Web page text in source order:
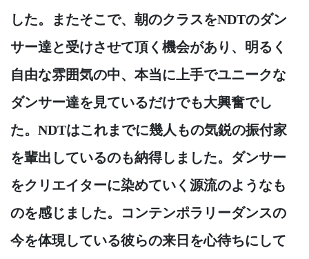
した。またそこで、朝のクラスをNDTのダン
サー達と受けさせて頂く機会があり、明るく
自由な雰囲気の中、本当に上手でユニークな
ダンサー達を見ているだけでも大興奮でし
た。NDTはこれまでに幾人もの気鋭の振付家
を輩出しているのも納得しました。ダンサー
をクリエイターに染めていく源流のようなも
のを感じました。コンテンポラリーダンスの
今を体現している彼らの来日を心待ちにして